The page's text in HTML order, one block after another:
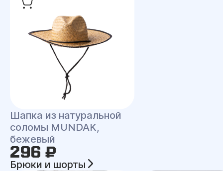
Шапка из натуральной
соломы MUNDAK,
бежевый
296 ₽
Брюки и шорты